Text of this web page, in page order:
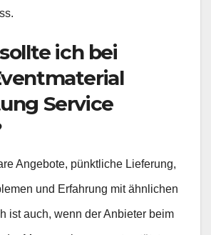
ich bei
Service
Angebote, pünktliche Lieferung,
und Erfahrung mit ähnlichen
ist auch, wenn der Anbieter beim